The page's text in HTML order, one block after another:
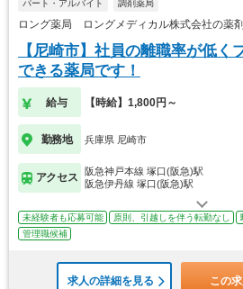
パート・アルバイト 調剤薬局
ロング薬局 ロングメディカル株式会社の薬
【尼崎市】社員の離職率が低く
できる薬局です！
給与 【時給】1,800円～
勤務地 兵庫県 尼崎市
アクセス
阪急神戸本線 塚口(阪急)駅
阪急伊丹線 塚口(阪急)駅
未経験者も応募可能 原則、引越しを伴う転勤なし
管理職候補
求人の詳細を見る この